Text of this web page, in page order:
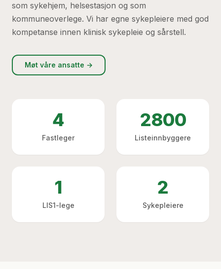
som sykehjem, helsestasjon og som
kommuneoverlege. Vi har egne sykepleiere med god
kompetanse innen klinisk sykepleie og sårstell.
Møt våre ansatte →
4
Fastleger
2800
Listeinnbyggere
1
LIS1-lege
2
Sykepleiere